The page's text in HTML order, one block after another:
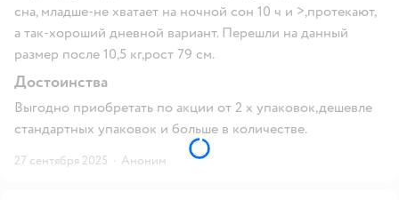
сна, младше-не хватает на ночной сон 10 ч и >,протекают,
а так-хороший дневной вариант. Перешли на данный
размер после 10,5 кг,рост 79 см.
Достоинства
Выгодно приобретать по акции от 2 х упаковок,дешевле
стандартных упаковок и больше в количестве.
27 сентября 2025 · Аноним